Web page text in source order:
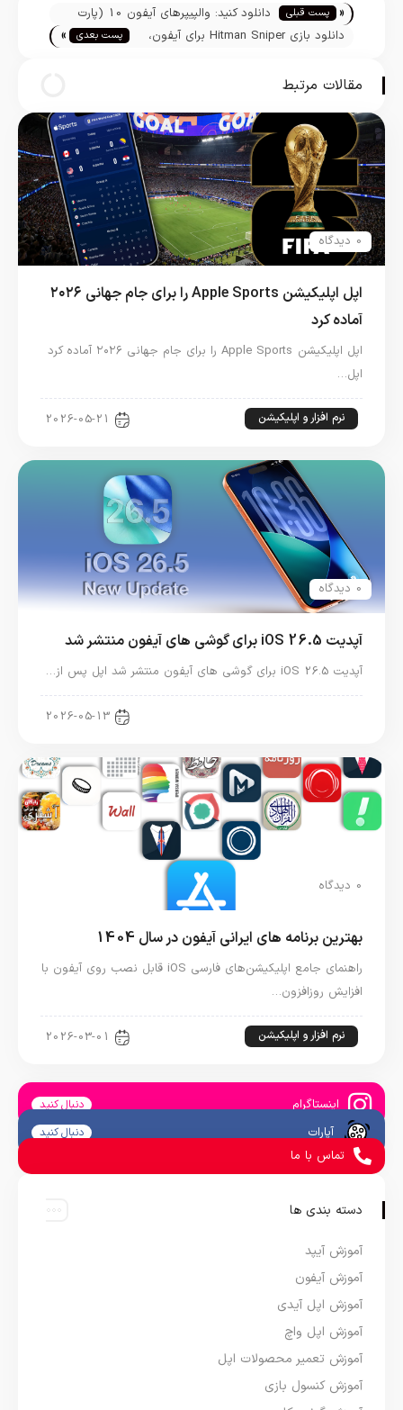
« پست قبلی
دانلود کنید: والپیپرهای آيفون 10 (پارت
پنجم)
دانلود بازی Hitman Sniper برای آیفون،
پست بعدی »
مقالات مرتبط
0 دیدگاه
اپل اپلیکیشن Apple Sports را برای جام جهانی ۲۰۲۶
آماده کرد
اپل اپلیکیشن Apple Sports را برای جام جهانی ۲۰۲۶ آماده کرد
اپل…
نرم افزار و اپلیکیشن 2026-05-21
0 دیدگاه
آپدیت iOS 26.5 برای گوشی های آیفون منتشر شد
آپدیت iOS 26.5 برای گوشی های آیفون منتشر شد اپل پس از…
2026-05-13
0 دیدگاه
بهترین برنامه های ایرانی آیفون در سال 1404
راهنمای جامع اپلیکیشن‌های فارسی iOS قابل نصب روی آیفون با
افزایش روزافزون…
نرم افزار و اپلیکیشن 2026-03-01
اینستاگرام دنبال کنید
آپارات دنبال کنید
تماس با ما
دسته بندی ها
آموزش آیپد
آموزش آیفون
آموزش اپل آیدی
آموزش اپل واچ
آموزش تعمیر محصولات اپل
آموزش کنسول بازی